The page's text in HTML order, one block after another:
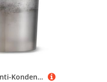
JOVIRA PINTURAS Anti-Kondensations-, Anti-Feuchtigkeits- und Anti-Schimmel-Farbe für Außen- und Innenbereiche. Wirksam für Gips, Beton und Zementwände. (4 Liter, weiß)